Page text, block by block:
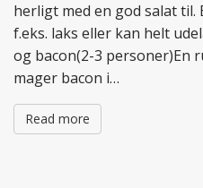
herligt med en god salat
f.eks. laks eller kan helt
og bacon(2-3
mager bacon i…
Read more